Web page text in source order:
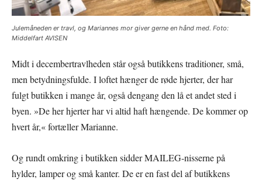
Julemåneden er travl, og Mariannes mor giver gerne en hånd med. Foto:
Middelfart AVISEN
Midt i decembertravlheden står også butikkens traditioner, små,
men betydningsfulde. I loftet hænger de røde hjerter, der har
fulgt butikken i mange år, også dengang den lå et andet sted i
byen. »De her hjerter har vi altid haft hængende. De kommer op
hvert år,« fortæller Marianne.
Og rundt omkring i butikken sidder MAILEG-nisserne på
hylder, lamper og små kanter. De er en fast del af butikkens